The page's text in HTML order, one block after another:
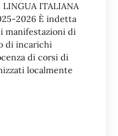
LINGUA ITALIANA
2026 È indetta
manifestazioni di
di incarichi
di corsi di
localmente